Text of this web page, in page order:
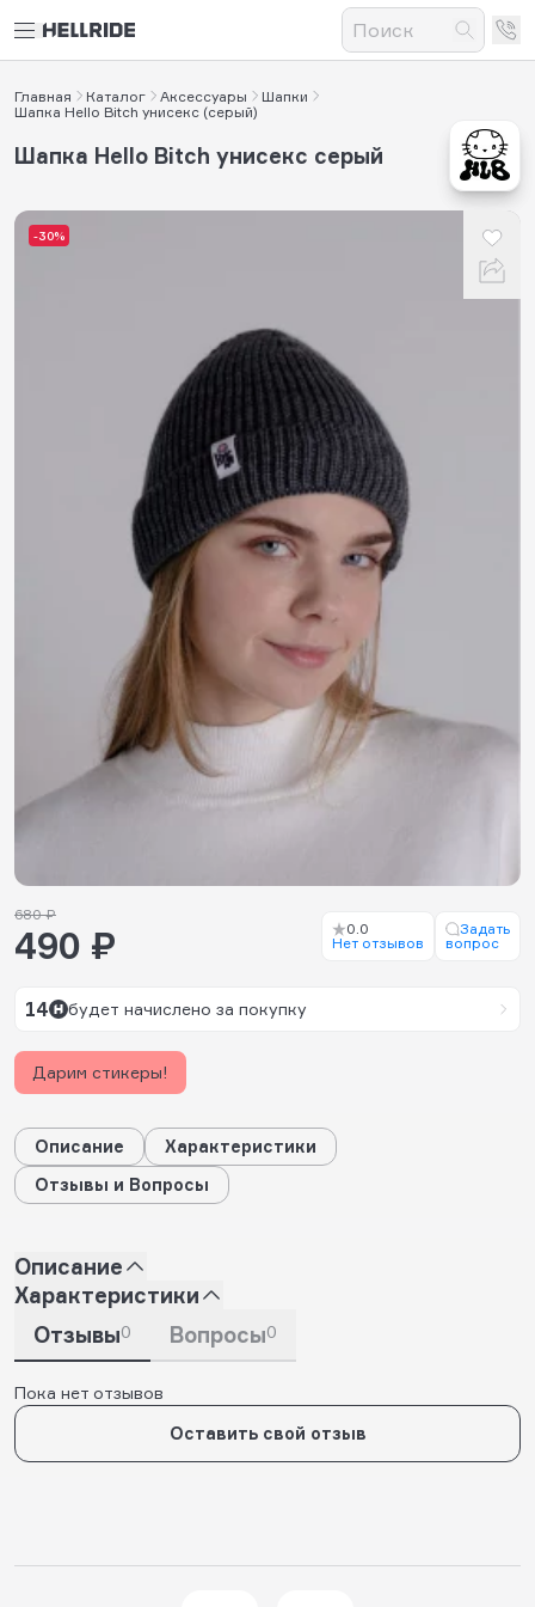
Главная Каталог Аксессуары
Шапки
Шапка Hello Bitch унисекс (серый)
-30%
Шапка Hello Bitch унисекс серый
680 ₽
490 ₽
0.0
Нет отзывов
Задать
вопрос
14 будет начислено за покупку
Дарим стикеры!
Описание
Характеристики
Отзывы и Вопросы
Описание
Характеристики
Отзывы0 Вопросы0
Пока нет отзывов
Оставить свой отзыв